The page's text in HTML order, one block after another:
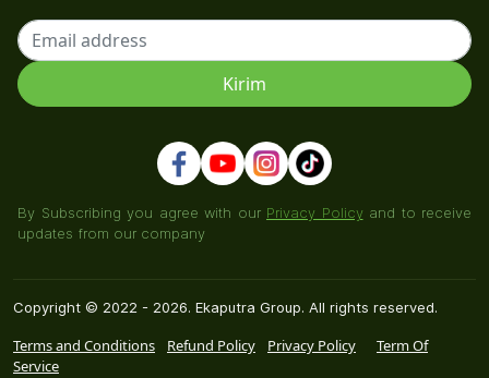
By Subscribing you agree with our Privacy Policyand to receive
updates from our company
Copyright © 2022 - 2026. Ekaputra Group. All rights reserved.
Terms and Conditions Refund Policy Privacy Policy
Term Of
Service